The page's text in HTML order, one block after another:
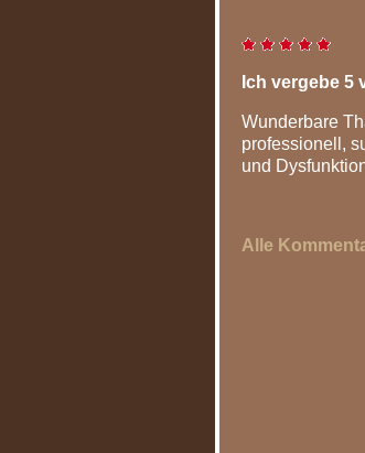
Ich vergebe 5
Wunderbare
professionell,
und
Alle